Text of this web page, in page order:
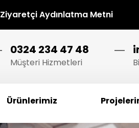
Ziyaretçi Aydınlatma Metni
0324 234 47 48
Müşteri Hizmetleri
Ürünlerimiz